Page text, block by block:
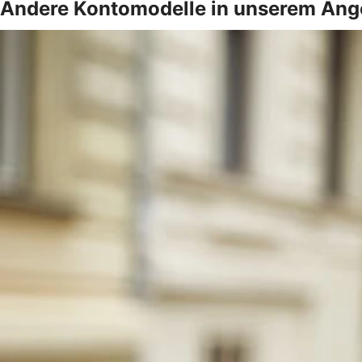
Andere Kontomodelle in unserem